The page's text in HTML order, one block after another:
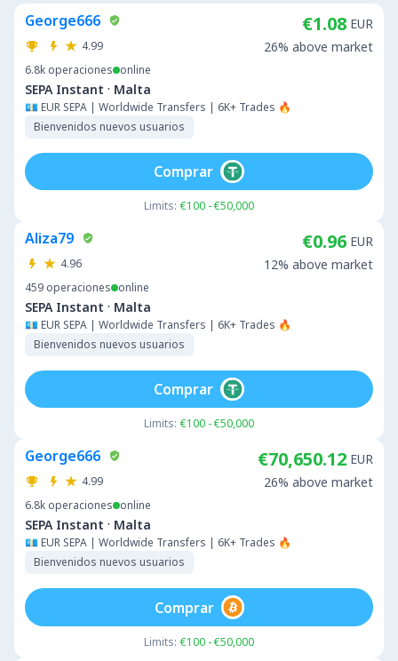
George666
4.99
6.8k operaciones online
SEPA Instant · Malta
💶 EUR SEPA | Worldwide Transfers | 6K+ Trades 🔥
Bienvenidos nuevos usuarios
€1.08 EUR
26% above market
Limits: €100 - €50,000
Comprar
Aliza79
4.96
459 operaciones online
SEPA Instant · Malta
💶 EUR SEPA | Worldwide Transfers | 6K+ Trades 🔥
Bienvenidos nuevos usuarios
€0.96 EUR
12% above market
Limits: €100 - €50,000
Comprar
George666
4.99
6.8k operaciones online
SEPA Instant · Malta
💶 EUR SEPA | Worldwide Transfers | 6K+ Trades 🔥
Bienvenidos nuevos usuarios
€70,650.12 EUR
26% above market
Limits: €100 - €50,000
Comprar